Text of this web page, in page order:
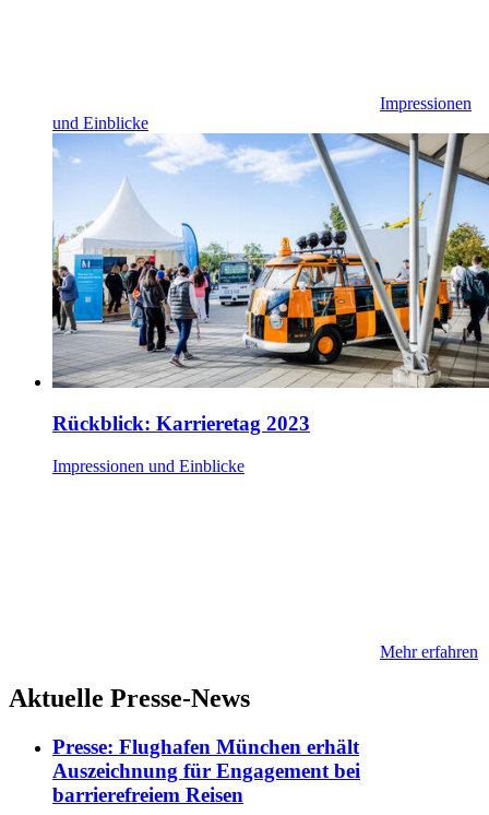
Impressionen
und Einblicke
Rückblick: Karrieretag 2023
Impressionen und Einblicke
Mehr erfahren
Aktuelle Presse-News
Presse: Flughafen München erhält
Auszeichnung für Engagement bei
barrierefreiem Reisen